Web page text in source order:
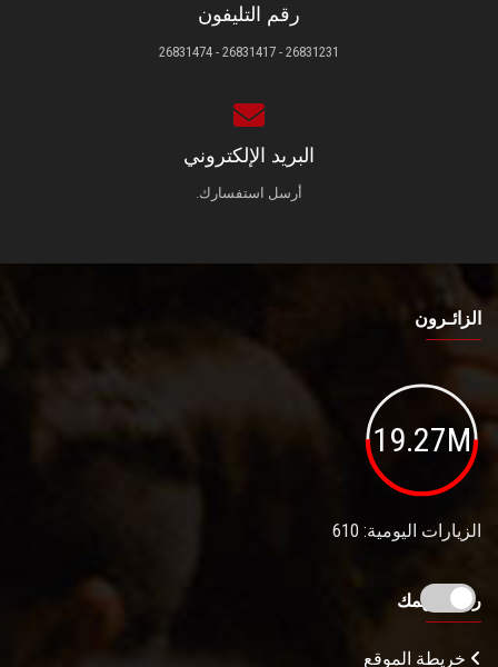
رقم التليفون
26831231 - 26831417 - 26831474
البريد الإلكتروني
أرسل استفسارك.
الزائـرون
19.27M
الزيارات اليومية: 610
روابط تهمك
خريطة الموقع